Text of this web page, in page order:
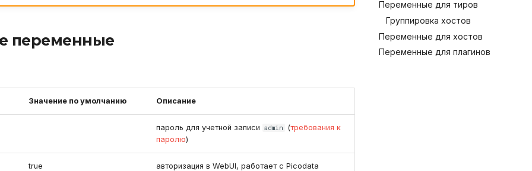
Переменные для тиров
Группировка хостов
Переменные для хостов
Переменные для плагинов
переменные
Значение по умолчанию Описание
пароль для учетной записи admin (требования к
паролю)
true
авторизация в WebUI, работает с Picodata